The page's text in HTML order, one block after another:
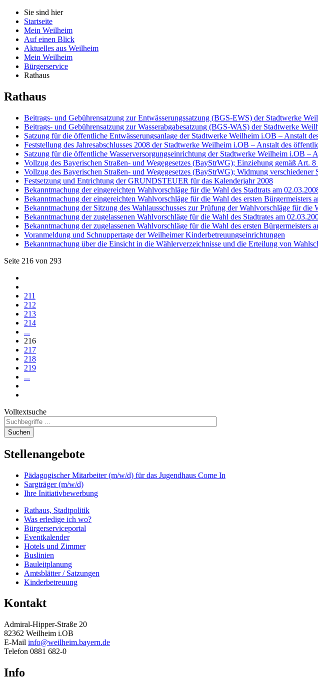
Sie sind hier
Startseite
Mein Weilheim
Auf einen Blick
Aktuelles aus Weilheim
Mein Weilheim
Bürgerservice
Rathaus
Rathaus
Beitrags- und Gebührensatzung zur Entwässerungssatzung (BGS-EWS) der Stadtwerke
Beitrags- und Gebührensatzung zur Wasserabgabesatzung (BGS-WAS) der Stadtwerke
Satzung für die öffentliche Entwässerungsanlage der Stadtwerke Weilheim i.OB – Anstalt
Feststellung des Jahresabschlusses 2008 der Stadtwerke Weilheim i.OB – Anstalt des
Satzung für die öffentliche Wasserversorgungseinrichtung der Stadtwerke Weilheim i.OB –
Vollzug des Bayerischen Straßen- und Wegegesetzes (BayStrWG); Einziehung gemäß Art.
Vollzug des Bayerischen Straßen- und Wegegesetzes (BayStrWG); Widmung
Festsetzung und Entrichtung der GRUNDSTEUER für das Kalenderjahr 2008
Bekanntmachung der eingereichten Wahlvorschläge für die Wahl des Stadtrats am
Bekanntmachung der eingereichten Wahlvorschläge für die Wahl des ersten Bürgermeisters
Bekanntmachung der Sitzung des Wahlausschusses zur Prüfung der Wahlvorschläge für die
Bekanntmachung der zugelassenen Wahlvorschläge für die Wahl des Stadtrates am
Bekanntmachung der zugelassenen Wahlvorschläge für die Wahl des ersten Bürgermeisters
Voranmeldung und Schnuppertage der Weilheimer Kinderbetreuungseinrichtungen
Bekanntmachung über die Einsicht in die Wählerverzeichnisse und die Erteilung von
Seite 216 von 293
211
212
213
214
...
216
217
218
219
...
Volltextsuche
Suchen
Stellenangebote
Pädagogischer Mitarbeiter (m/w/d) für das Jugendhaus Come In
Sargträger (m/w/d)
Ihre Initiativbewerbung
Rathaus, Stadtpolitik
Was erledige ich wo?
Bürgerserviceportal
Eventkalender
Hotels und Zimmer
Buslinien
Bauleitplanung
Amtsblätter / Satzungen
Kinderbetreuung
Kontakt
Admiral-Hipper-Straße 20
82362 Weilheim i.OB
E-Mail info@weilheim.bayern.de
Telefon 0881 682-0
Info